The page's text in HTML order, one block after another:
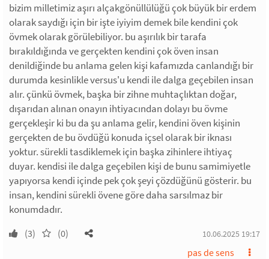
bizim milletimiz aşırı alçakgönüllülüğü çok büyük bir erdem
olarak saydığı için bir işte iyiyim demek bile kendini çok
övmek olarak görülebiliyor. bu aşırılık bir tarafa
bırakıldığında ve gerçekten kendini çok öven insan
denildiğinde bu anlama gelen kişi kafamızda canlandığı bir
durumda kesinlikle versus'u kendi ile dalga geçebilen insan
alır. çünkü övmek, başka bir zihne muhtaçlıktan doğar,
dışarıdan alınan onayın ihtiyacından dolayı bu övme
gerçekleşir ki bu da şu anlama gelir, kendini öven kişinin
gerçekten de bu övdüğü konuda içsel olarak bir iknası
yoktur. sürekli tasdiklemek için başka zihinlere ihtiyaç
duyar. kendisi ile dalga geçebilen kişi de bunu samimiyetle
yapıyorsa kendi içinde pek çok şeyi çözdüğünü gösterir. bu
insan, kendini sürekli övene göre daha sarsılmaz bir
konumdadır.
(3) (0) 10.06.2025 19:17
pas de sens